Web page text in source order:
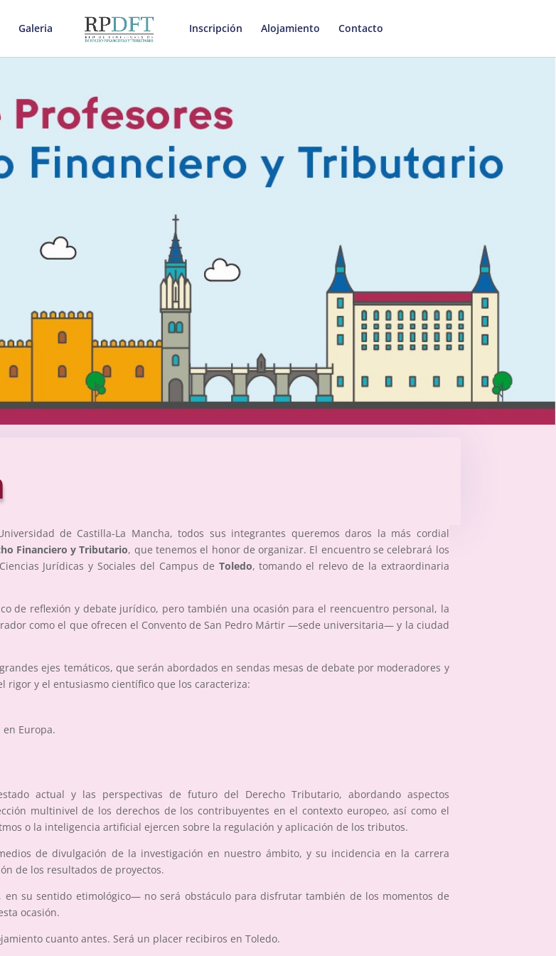
Galeria Inscripción Alojamiento Contacto
de Castilla-La Mancha, todos sus integrantes queremos daros la más cordial
Financiero y Tributario, que tenemos el honor de organizar. El encuentro se celebrará los
Jurídicas y Sociales del Campus de Toledo, tomando el relevo de la extraordinaria
de reflexión y debate jurídico, pero también una ocasión para el reencuentro personal, la
como el que ofrecen el Convento de San Pedro Mártir —sede universitaria— y la ciudad
ejes temáticos, que serán abordados en sendas mesas de debate por moderadores y
y el entusiasmo científico que los caracteriza:
Europa.
actual y las perspectivas de futuro del Derecho Tributario, abordando aspectos
multinivel de los derechos de los contribuyentes en el contexto europeo, así como el
o la inteligencia artificial ejercen sobre la regulación y aplicación de los tributos.
de divulgación de la investigación en nuestro ámbito, y su incidencia en la carrera
de los resultados de proyectos.
, en su sentido etimológico— no será obstáculo para disfrutar también de los momentos de
ocasión.
cuanto antes. Será un placer recibiros en Toledo.